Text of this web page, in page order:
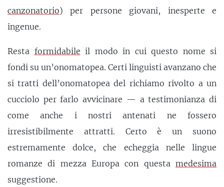
canzonatorio) per persone giovani, inesperte e
ingenue.
Resta formidabile il modo in cui questo nome si
fondi su un’onomatopea. Certi linguisti avanzano che
si tratti dell’onomatopea del richiamo rivolto a un
cucciolo per farlo avvicinare — a testimonianza di
come anche i nostri antenati ne fossero
irresistibilmente attratti. Certo è un suono
estremamente dolce, che echeggia nelle lingue
romanze di mezza Europa con questa medesima
suggestione.